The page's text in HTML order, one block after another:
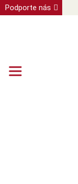
Podporte nás